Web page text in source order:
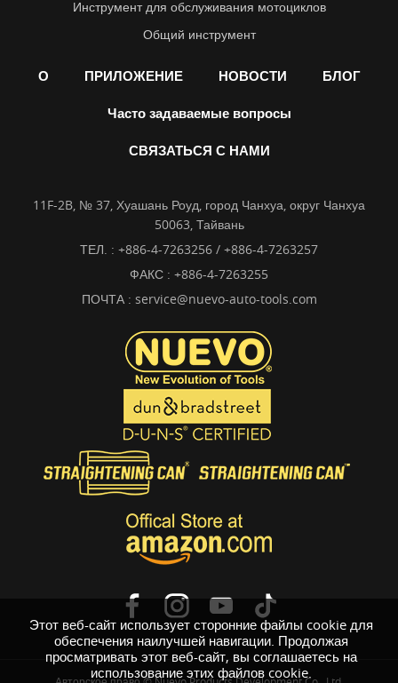
Этот веб-сайт использует сторонние файлы cookie для
обеспечения наилучшей навигации. Продолжая
просматривать этот веб-сайт, вы соглашаетесь на
использование этих файлов cookie.
Инструмент для обслуживания мотоциклов
Общий инструмент
О ПРИЛОЖЕНИЕ НОВОСТИ БЛОГ
Часто задаваемые вопросы
СВЯЗАТЬСЯ С НАМИ
11F-2B, № 37, Хуашань Роуд, город Чанхуа, округ Чанхуа
50063, Тайвань
ТЕЛ. : +886-4-7263256 / +886-4-7263257
ФАКС : +886-4-7263255
ПОЧТА : service@nuevo-auto-tools.com